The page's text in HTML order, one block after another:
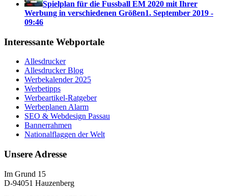
Spielplan für die Fussball EM 2020 mit Ihrer
Werbung in verschiedenen Größen1. September 2019 -
09:46
Interessante Webportale
Allesdrucker
Allesdrucker Blog
Werbekalender 2025
Werbetipps
Werbeartikel-Ratgeber
Werbeplanen Alarm
SEO & Webdesign Passau
Bannerrahmen
Nationalflaggen der Welt
Unsere Adresse
Im Grund 15
D-94051 Hauzenberg